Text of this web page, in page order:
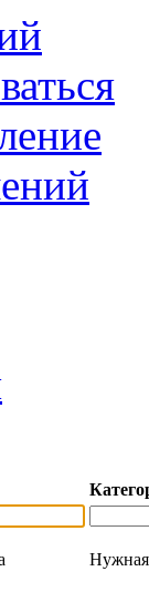
Нужная